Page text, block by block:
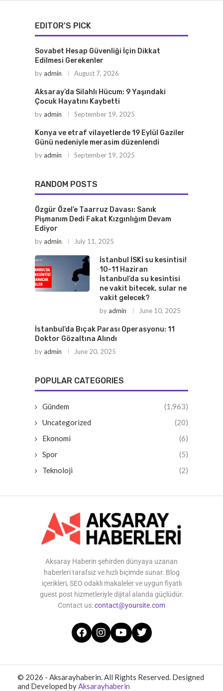
EDITOR'S PICK
Sovabet Hesap Güvenliği İçin Dikkat
Edilmesi Gerekenler
byadmin August 7, 2026
Aksaray’da Silahlı Hücum: 9 Yaşındaki
Çocuk Hayatını Kaybetti
byadmin September 19, 2025
Konya ve etraf vilayetlerde 19 Eylül Gaziler
Günü nedeniyle merasim düzenlendi
byadmin September 19, 2025
RANDOM POSTS
Özgür Özel’e Taarruz Davası: Sanık
Pişmanım Dedi Fakat Kızgınlığım Devam
Ediyor
byadmin July 11, 2025
İstanbul İSKİ su kesintisi!
10-11 Haziran
İstanbul’da su kesintisi
ne vakit bitecek, sular ne
vakit gelecek?
byadmin June 10, 2025
İstanbul’da Bıçak Parası Operasyonu: 11
Doktor Gözaltına Alındı
byadmin June 20, 2025
POPULAR CATEGORIES
Gündem
(1,963)
Uncategorized
(20)
Ekonomi
(6)
Spor
(5)
Teknoloji
(2)
Aksaray Haberin şehirden dünyaya uzanan
haberleri tarafsız ve hızlı biçimde sunar. Blog
içerikleri, SEO odaklı makaleler ve uygun fiyatlı
guest post hizmetleriyle dijital alanda güçlüdür.
Contact us:contact@yoursite.com
© 2026 - Aksarayhaberin. All Rights Reserved. Designed
and Developed byAksarayhaberin